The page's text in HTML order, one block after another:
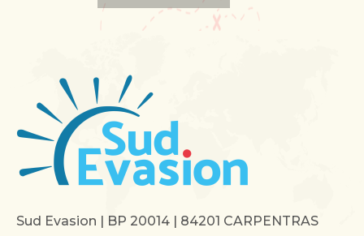
Sud Evasion | BP 20014 | 84201 CARPENTRAS